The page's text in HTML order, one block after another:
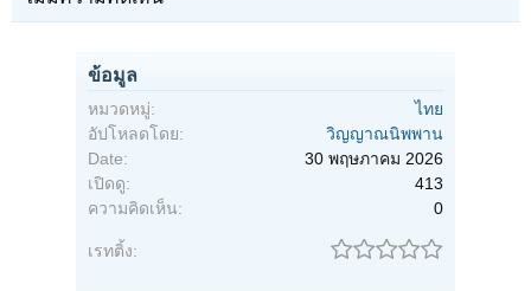
ข้อมูล
หมวดหมู่:
ไทย
อัปโหลดโดย:
วิญญาณนิพพาน
Date:
30 พฤษภาคม 2026
เปิดดู:
413
ความคิดเห็น:
0
เรทติ้ง: